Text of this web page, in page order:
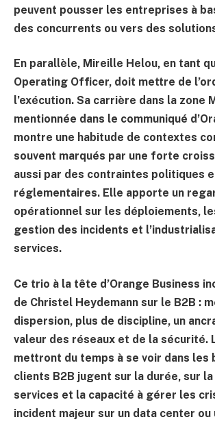
peuvent pousser les entreprises à
des concurrents ou vers des
En parallèle, Mireille Helou, en tant
Operating Officer, doit mettre de
l’exécution. Sa carrière dans la zone
mentionnée dans le communiqué
montre une habitude de contextes
souvent marqués par une forte
aussi par des contraintes politiques
réglementaires. Elle apporte un
opérationnel sur les déploiements,
gestion des incidents et
services.
Ce trio à la tête d’Orange Business
de Christel Heydemann sur le B2B :
dispersion, plus de discipline, un
valeur des réseaux et de la sécurité.
mettront du temps à se voir dans les
clients B2B jugent sur la durée, sur
services et la capacité à gérer les
incident majeur sur un data center ou